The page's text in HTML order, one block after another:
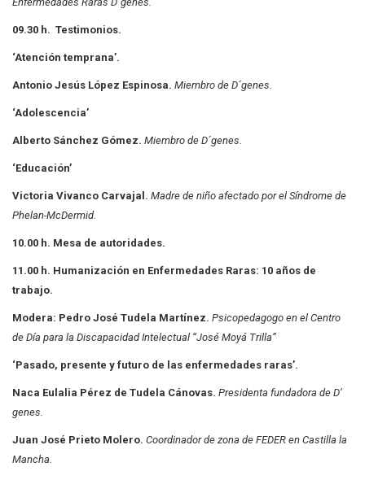
09.30 h. Testimonios.
‘Atención temprana’.
Antonio Jesús López Espinosa. Miembro de D´genes.
‘Adolescencia’
Alberto Sánchez Gómez. Miembro de D´genes.
‘Educación’
Victoria Vivanco Carvajal. Madre de niño afectado por el Síndrome de
Phelan-McDermid.
10.00 h. Mesa de autoridades.
11.00 h. Humanización en Enfermedades Raras: 10 años de
trabajo.
Modera: Pedro José Tudela Martínez. Psicopedagogo en el Centro
de Día para la Discapacidad Intelectual “José Moyá Trilla”
‘Pasado, presente y futuro de las enfermedades raras’.
Naca Eulalia Pérez de Tudela Cánovas. Presidenta fundadora de D’
genes.
Juan José Prieto Molero. Coordinador de zona de FEDER en Castilla la
Mancha.